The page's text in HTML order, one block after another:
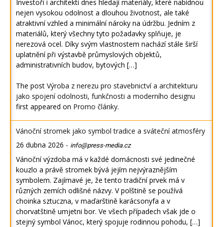
Investoři i architekti dnes hledají materiály, které nabídnou
nejen vysokou odolnost a dlouhou životnost, ale také
atraktivní vzhled a minimální nároky na údržbu. Jedním z
materiálů, který všechny tyto požadavky splňuje, je
nerezová ocel. Díky svým vlastnostem nachází stále širší
uplatnění při výstavbě průmyslových objektů,
administrativních budov, bytových […]
The post Výroba z nerezu pro stavebnictví a architekturu
jako spojení odolnosti, funkčnosti a moderního designu
first appeared on Promo články.
Vánoční stromek jako symbol tradice a sváteční atmosféry
26 dubna 2026 - info@press-media.cz
Vánoční výzdoba má v každé domácnosti své jedinečné
kouzlo a právě stromek bývá jejím nejvýraznějším
symbolem. Zajímavé je, že tento tradiční prvek má v
různých zemích odlišné názvy. V polštině se používá
choinka sztuczna, v maďarštině karácsonyfa a v
chorvatštině umjetni bor. Ve všech případech však jde o
stejný symbol Vánoc, který spojuje rodinnou pohodu, […]